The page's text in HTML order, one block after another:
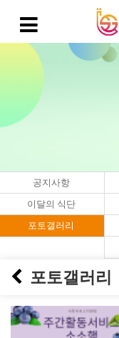
공지사항
이달의 식단
포토갤러리
포토갤러리